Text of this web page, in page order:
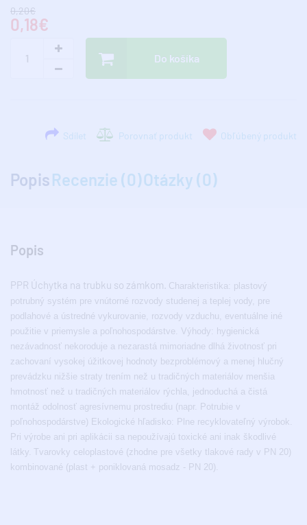
0,20€
0,18€
Do košíka
Sdílet Porovnať produkt Obľúbený produkt
PopisRecenzie (0)Otázky (0)
Popis
PPR Úchytka na trubku so zámkom. Charakteristika: plastový
potrubný systém pre vnútorné rozvody studenej a teplej vody, pre
podlahové a ústredné vykurovanie, rozvody vzduchu, eventuálne iné
použitie v priemysle a poľnohospodárstve. Výhody: hygienická
nezávadnosť nekoroduje a nezarastá mimoriadne dlhá životnosť pri
zachovaní vysokej úžitkovej hodnoty bezproblémový a menej hlučný
prevádzku nižšie straty trením než u tradičných materiálov menšia
hmotnosť než u tradičných materiálov rýchla, jednoduchá a čistá
montáž odolnosť agresívnemu prostrediu (napr. Potrubie v
poľnohospodárstve) Ekologické hľadisko: Plne recyklovateľný výrobok.
Pri výrobe ani pri aplikácii sa nepoužívajú toxické ani inak škodlivé
látky. Tvarovky celoplastové (zhodne pre všetky tlakové rady v PN 20)
kombinované (plast + poniklovaná mosadz - PN 20).